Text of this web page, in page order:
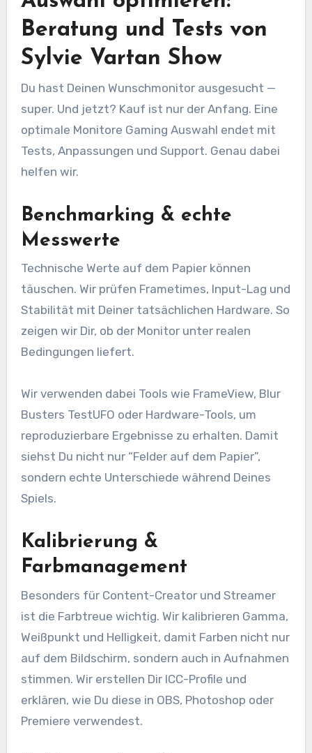
Beratung und Tests von
Sylvie Vartan Show
Du hast Deinen Wunschmonitor ausgesucht —
super. Und jetzt? Kauf ist nur der Anfang. Eine
optimale Monitore Gaming Auswahl endet mit
Tests, Anpassungen und Support. Genau dabei
helfen wir.
Benchmarking & echte
Messwerte
Technische Werte auf dem Papier können
täuschen. Wir prüfen Frametimes, Input-Lag und
Stabilität mit Deiner tatsächlichen Hardware. So
zeigen wir Dir, ob der Monitor unter realen
Bedingungen liefert.
Wir verwenden dabei Tools wie FrameView, Blur
Busters TestUFO oder Hardware-Tools, um
reproduzierbare Ergebnisse zu erhalten. Damit
siehst Du nicht nur “Felder auf dem Papier”,
sondern echte Unterschiede während Deines
Spiels.
Kalibrierung &
Farbmanagement
Besonders für Content-Creator und Streamer
ist die Farbtreue wichtig. Wir kalibrieren Gamma,
Weißpunkt und Helligkeit, damit Farben nicht nur
auf dem Bildschirm, sondern auch in Aufnahmen
stimmen. Wir erstellen Dir ICC-Profile und
erklären, wie Du diese in OBS, Photoshop oder
Premiere verwendest.